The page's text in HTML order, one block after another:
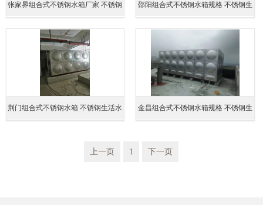
张家界组合式不锈钢水箱厂家 不锈钢 邵阳组合式不锈钢水箱规格 不锈钢生
荆门组合式不锈钢水箱 不锈钢生活水 金昌组合式不锈钢水箱规格 不锈钢生
上一页 1 下一页